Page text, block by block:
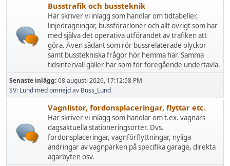
Busstrafik och bussteknik
Här skriver vi inlägg som handlar om tidtabeller,
linjedragningar, bussförarlöner och allt övrigt som har
med själva det operativa utförandet av trafiken att
göra. Även sådant som rör bussrelaterade olyckor
samt busstekniska frågor hör hemma här. Samma
tidsintervall gäller här som för föregående undertavla.
Senaste inlägg:08 augusti 2026, 17:12:58 PM
SV: Lund med omnejdav Buss_Lund
Vagnlistor, fordonsplaceringar, flyttar etc.
Här skriver vi inlägg som handlar om t.ex. vagnars
dagsaktuella stationeringsorter. Dvs.
fordonsplaceringar, vagnförflyttningar, nyliga
ändringar av vagnparken på specifika garage, direkta
ägarbyten osv.